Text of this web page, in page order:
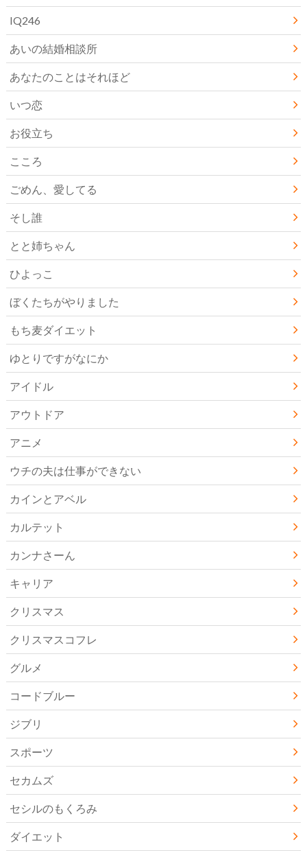
IQ246
あいの結婚相談所
あなたのことはそれほど
いつ恋
お役立ち
こころ
ごめん、愛してる
そし誰
とと姉ちゃん
ひよっこ
ぼくたちがやりました
もち麦ダイエット
ゆとりですがなにか
アイドル
アウトドア
アニメ
ウチの夫は仕事ができない
カインとアベル
カルテット
カンナさーん
キャリア
クリスマス
クリスマスコフレ
グルメ
コードブルー
ジブリ
スポーツ
セカムズ
セシルのもくろみ
ダイエット